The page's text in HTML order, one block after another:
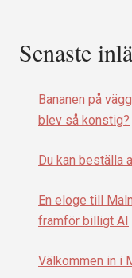
Senaste
Bananen på
blev så konstig?
Du kan beställa
En eloge till
framför billigt AI
Välkommen in i